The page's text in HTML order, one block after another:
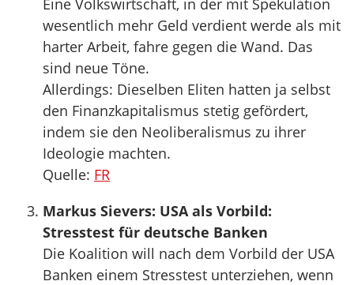
Eine Volkswirtschaft, in der mit Spekulation
wesentlich mehr Geld verdient werde als mit
harter Arbeit, fahre gegen die Wand. Das
sind neue Töne.
Allerdings: Dieselben Eliten hatten ja selbst
den Finanzkapitalismus stetig gefördert,
indem sie den Neoliberalismus zu ihrer
Ideologie machten.
Quelle: FR
Markus Sievers: USA als Vorbild:
Stresstest für deutsche Banken
Die Koalition will nach dem Vorbild der USA
Banken einem Stresstest unterziehen, wenn